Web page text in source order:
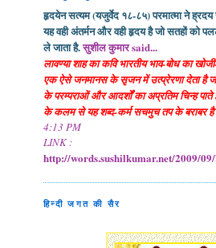
हृदयेन सत्यम (यजुर्वेद १८-८५) परमात्मा ने
यह वही अंतर्मन और वही हृदय है जो सतहों को
ले जाता है.सुशील कुमार said...
लावण्या शाह का कवि भारतीय भाव-बोध का
एक ऐसे जनमानस के सृजन में उत्प्रेरणा देता है
के परम्पराओं और आदर्शों का अप्रतिम चिन्ह पाते
के कलम से यह शब्द-कर्म सचमुच तप के बराबर
4:13 PM
LINK :
http://words.sushilkumar.net/2009/
हिन्दी जगत की सैर